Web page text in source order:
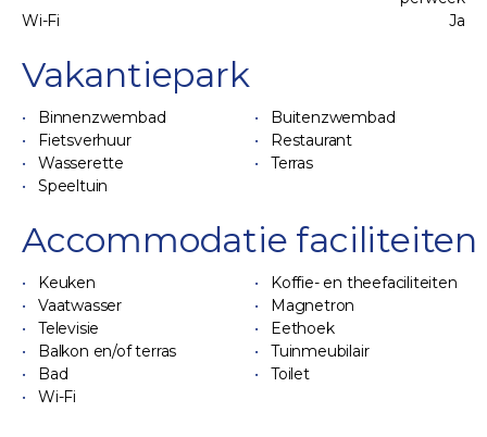
Wi-Fi
Ja
Vakantiepark
Binnenzwembad
Buitenzwembad
Fietsverhuur
Restaurant
Wasserette
Terras
Speeltuin
Accommodatie faciliteiten
Keuken
Koffie- en theefaciliteiten
Vaatwasser
Magnetron
Televisie
Eethoek
Balkon en/of terras
Tuinmeubilair
Bad
Toilet
Wi-Fi